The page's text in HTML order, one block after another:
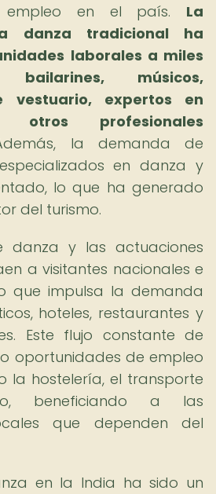
empleo en el país. La
danza tradicional ha
laborales a miles
músicos,
vestuario, expertos en
otros profesionales
la demanda de
en danza y
lo que ha generado
del turismo.
danza y las actuaciones
a visitantes nacionales e
que impulsa la demanda
hoteles, restaurantes y
Este flujo constante de
oportunidades de empleo
la hostelería, el transporte
beneficiando a las
que dependen del
en la India ha sido un